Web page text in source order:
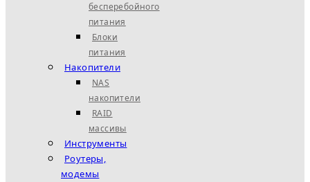
бесперебойного
питания
Блоки
питания
Накопители
NAS
накопители
RAID
массивы
Инструменты
Роутеры,
модемы